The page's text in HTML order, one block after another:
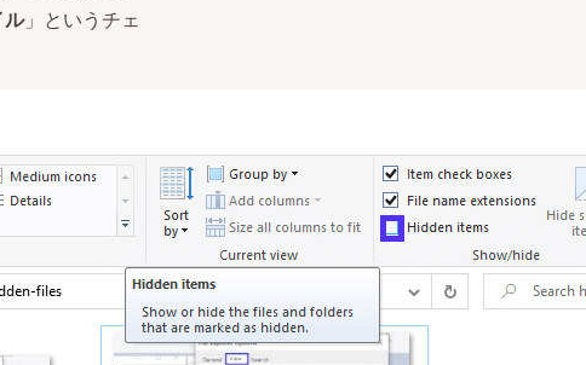
ル」というチェ